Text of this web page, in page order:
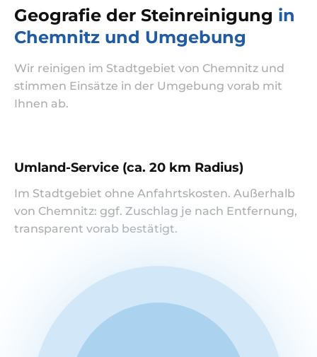
Geografie der Steinreinigung in
Chemnitz und Umgebung
Wir reinigen im Stadtgebiet von Chemnitz und
stimmen Einsätze in der Umgebung vorab mit
Ihnen ab.
Umland-Service (ca. 20 km Radius)
Im Stadtgebiet ohne Anfahrtskosten. Außerhalb
von Chemnitz: ggf. Zuschlag je nach Entfernung,
transparent vorab bestätigt.